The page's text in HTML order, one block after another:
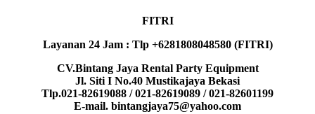
FITRI
Layanan 24 Jam : Tlp +6281808048580 (FITRI)
CV.Bintang Jaya Rental Party Equipment
Jl. Siti I No.40 Mustikajaya Bekasi
Tlp.021-82619088 / 021-82619089 / 021-82601199
E-mail. bintangjaya75@yahoo.com